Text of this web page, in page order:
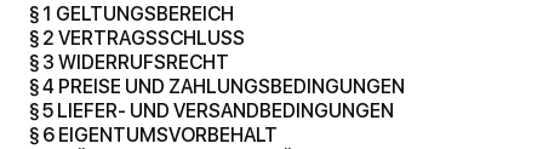
§ 1 GELTUNGSBEREICH
§ 2 VERTRAGSSCHLUSS
§ 3 WIDERRUFSRECHT
§ 4 PREISE UND ZAHLUNGSBEDINGUNGEN
§ 5 LIEFER- UND VERSANDBEDINGUNGEN
§ 6 EIGENTUMSVORBEHALT